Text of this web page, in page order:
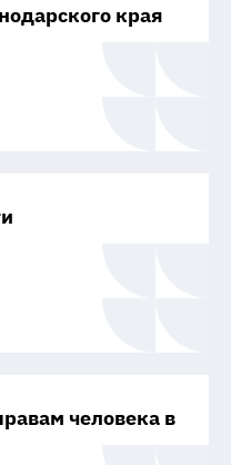
края
человека в